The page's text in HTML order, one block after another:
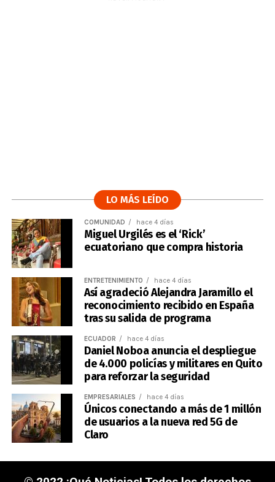
LO MÁS LEÍDO
COMUNIDAD hace 4 días
Miguel Urgilés es el ‘Rick’
ecuatoriano que compra historia
ENTRETENIMIENTO hace 4 días
Así agradeció Alejandra Jaramillo el
reconocimiento recibido en España
tras su salida de programa
ECUADOR hace 4 días
Daniel Noboa anuncia el despliegue
de 4.000 policías y militares en Quito
para reforzar la seguridad
EMPRESARIALES hace 4 días
Únicos conectando a más de 1 millón
de usuarios a la nueva red 5G de
Claro